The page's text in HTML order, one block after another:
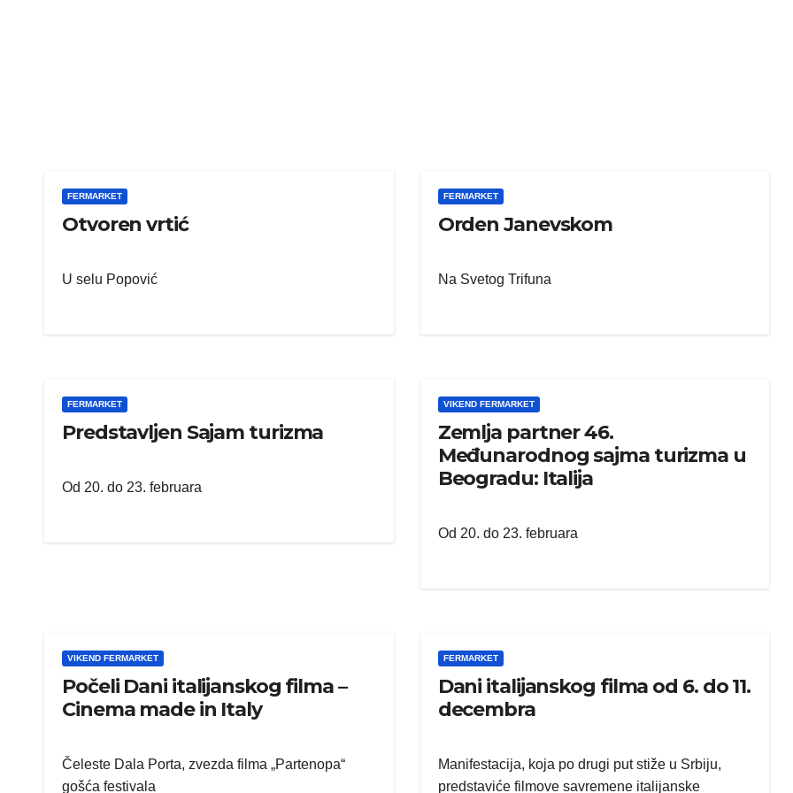
FERMARKET
Otvoren vrtić
U selu Popović
FERMARKET
Orden Janevskom
Na Svetog Trifuna
FERMARKET
Predstavljen Sajam turizma
Od 20. do 23. februara
VIKEND FERMARKET
Zemlja partner 46.
Međunarodnog sajma turizma u
Beogradu: Italija
Od 20. do 23. februara
VIKEND FERMARKET
Počeli Dani italijanskog filma –
Cinema made in Italy
Čeleste Dala Porta, zvezda filma „Partenopa“
gošća festivala
FERMARKET
Dani italijanskog filma od 6. do 11.
decembra
Manifestacija, koja po drugi put stiže u Srbiju,
predstaviće filmove savremene italijanske
moždanog udara